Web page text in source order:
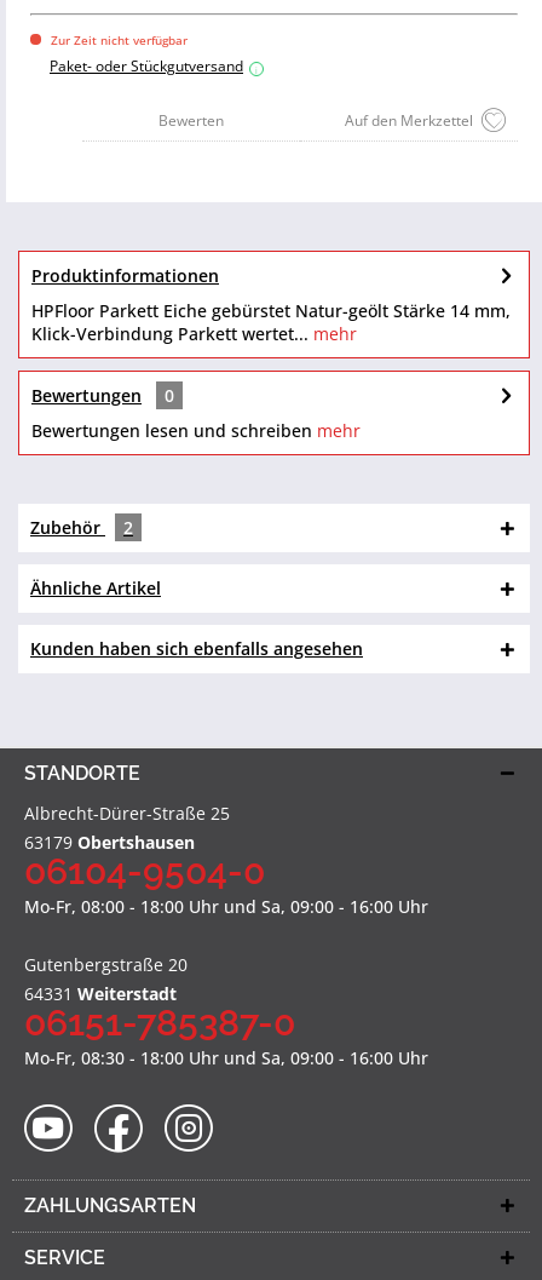
Zur Zeit nicht verfügbar
Paket- oder Stückgutversand i
Auf den Merkzettel
Bewerten
Produktinformationen
HPFloor Parkett Eiche gebürstet Natur-geölt Stärke 14 mm,
Klick-Verbindung Parkett wertet... mehr
Bewertungen
0
Bewertungen lesen und schreiben mehr
Zubehör 2
Ähnliche Artikel
Kunden haben sich ebenfalls angesehen
STANDORTE
Albrecht-Dürer-Straße 25
63179 Obertshausen
06104-9504-0
Mo-Fr, 08:00 - 18:00 Uhr und Sa, 09:00 - 16:00 Uhr
Gutenbergstraße 20
64331 Weiterstadt
06151-785387-0
Mo-Fr, 08:30 - 18:00 Uhr und Sa, 09:00 - 16:00 Uhr
ZAHLUNGSARTEN
SERVICE